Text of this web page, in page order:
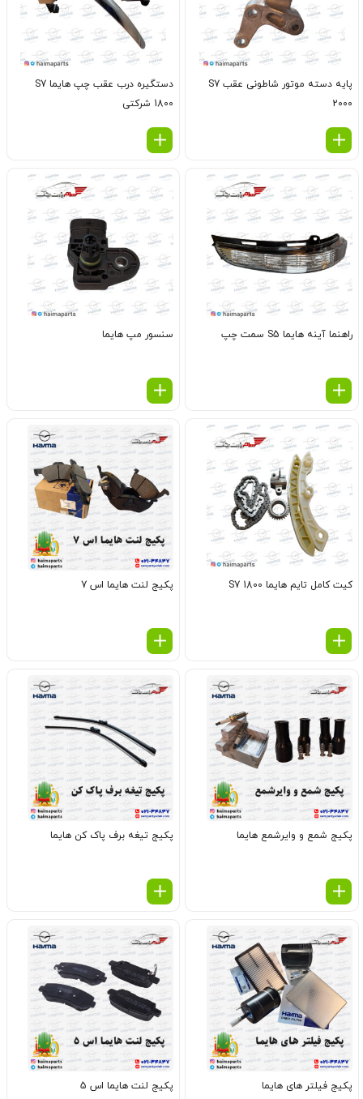
پایه دسته موتور شاطونی عقب S7
2000
دستگیره درب عقب چپ هایما S7
1800 شرکتی
راهنما آینه هایما S5 سمت چپ سنسور مپ هایما
کیت کامل تایم هایما 1800 S7 پکیج لنت هایما اس 7
پکیج شمع و وایرشمع هایما پکیج تیغه برف پاک کن هایما
پکیج فیلتر های هایما پکیج لنت هایما اس 5